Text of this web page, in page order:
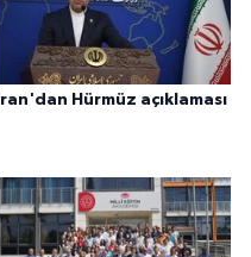
İran'dan Hürmüz açıklaması